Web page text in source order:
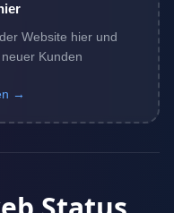
Website hier und
Kunden
→